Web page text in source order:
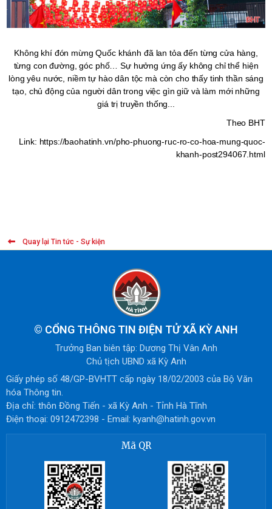
Không khí đón mừng Quốc khánh đã lan tỏa đến từng cửa hàng,
từng con đường, góc phố… Sự hưởng ứng ấy không chỉ thể hiện
lòng yêu nước, niềm tự hào dân tộc mà còn cho thấy tinh thần sáng
tạo, chủ động của người dân trong việc gìn giữ và làm mới những
giá trị truyền thống...
Theo BHT
Link: https://baohatinh.vn/pho-phuong-ruc-ro-co-hoa-mung-quoc-
khanh-post294067.html
Quay lại Tin tức - Sự kiện
© CỔNG THÔNG TIN ĐIỆN TỬ XÃ KỲ ANH
Trưởng Ban biên tập: Dương Thị Vân Anh
Chủ tịch UBND xã Kỳ Anh
Giấy phép số 48/GP-BVHTT cấp ngày 18/02/2003 của Bộ Văn
hóa Thông tin.
Địa chỉ: thôn Đồng Tiến - xã Kỳ Anh - Tỉnh Hà Tĩnh
Điện thoại: 0912472398 - Email: kyanh@hatinh.gov.vn
Mã QR